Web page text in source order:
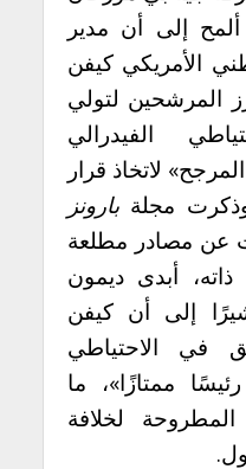
إلى أن مدير
الأمريكي كيفن
المرشحين لتولي
الفيدرالي
لاتخاذ قرار
وذكرت مجلةبارونز
عن مصادر مطلعة
أبدى ديمون
إلى أن كيفن
في الاحتياطي
ممتازًا»، ما
لخلافة